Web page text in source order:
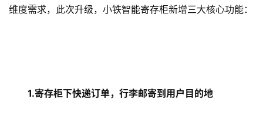
维度需求，此次升级，小铁智能寄存柜新增三大核心功能：
1.寄存柜下快递订单，行李邮寄到用户目的地